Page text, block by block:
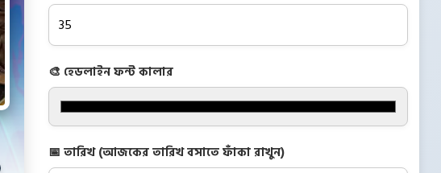
🎨 হেডলাইন ফন্ট কালার
📅 তারিখ (আজকের তারিখ বসাতে ফাঁকা রাখুন)